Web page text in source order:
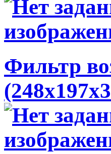
Фильтр